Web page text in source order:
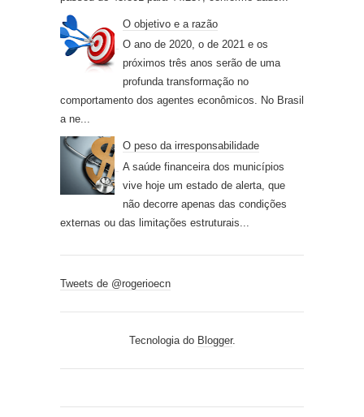
O objetivo e a razão
O ano de 2020, o de 2021 e os
próximos três anos serão de uma
profunda transformação no
comportamento dos agentes econômicos. No Brasil
a ne...
O peso da irresponsabilidade
A saúde financeira dos municípios
vive hoje um estado de alerta, que
não decorre apenas das condições
externas ou das limitações estruturais...
Tweets de @rogerioecn
Tecnologia do Blogger.